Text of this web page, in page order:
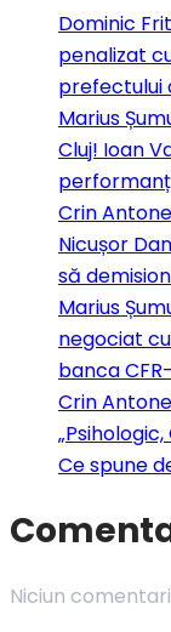
Dominic
penalizat
prefectului
Marius
Cluj! Ioan
Crin
Nicușor
să
Marius
negociat
banca
Crin
Ce spune
Niciun